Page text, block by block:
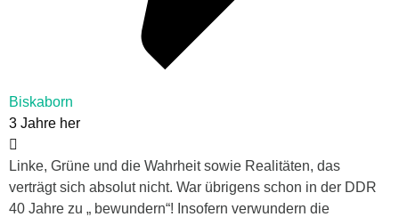
Biskaborn
3 Jahre her
Linke, Grüne und die Wahrheit sowie Realitäten, das
verträgt sich absolut nicht. War übrigens schon in der DDR
40 Jahre zu „ bewundern“! Insofern verwundern die